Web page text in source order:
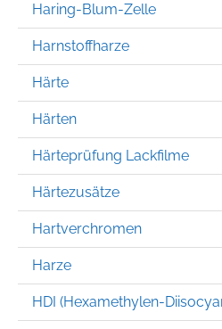
Haring-Blum-Zelle
Harnstoffharze
Härte
Härten
Härteprüfung Lackfilme
Härtezusätze
Hartverchromen
Harze
HDI (Hexamethylen-